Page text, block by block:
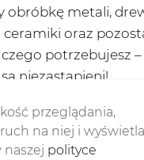
obróbkę metali,
ceramiki oraz
potrzebujesz
niezastąpieni!
przeglądania,
na niej i
polityce